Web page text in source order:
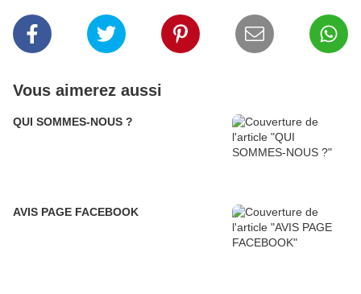
Vous aimerez aussi
QUI SOMMES-NOUS ?
AVIS PAGE FACEBOOK